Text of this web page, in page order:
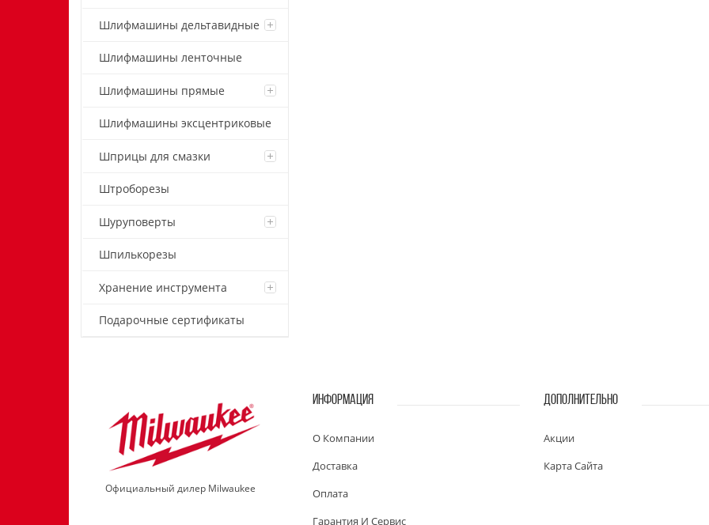
Шлифмашины дельтавидные
Шлифмашины ленточные
Шлифмашины прямые
Шлифмашины эксцентриковые
Шприцы для смазки
Штроборезы
Шуруповерты
Шпилькорезы
Хранение инструмента
Подарочные сертификаты
Официальный дилер Milwaukee
ИНФОРМАЦИЯ
О Компании
Доставка
Оплата
Гарантия И Сервис
ДОПОЛНИТЕЛЬНО
Акции
Карта Сайта